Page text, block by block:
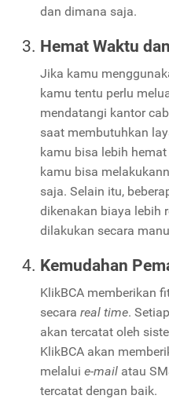
dan dimana saja.
Hemat Waktu
Jika kamu
kamu tentu perlu
mendatangi kantor
saat membutuhkan
kamu bisa lebih
kamu bisa
saja. Selain itu,
dikenakan biaya lebih
dilakukan secara
Kemudahan
KlikBCA memberikan
secara real time.
akan tercatat oleh
KlikBCA akan
melalui e-mail atau
tercatat dengan baik.